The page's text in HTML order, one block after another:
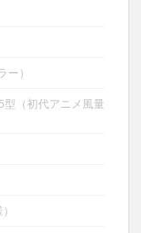
）
型（初代アニメ風量